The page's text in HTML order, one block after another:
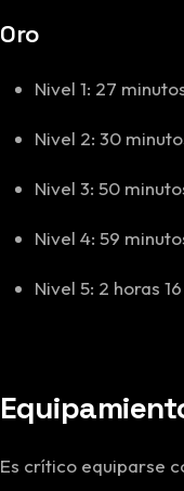
Oro
Nivel 1: 27
Nivel 2: 30
Nivel 3: 50
Nivel 4: 59
Nivel 5: 2 horas
Es crítico equiparse